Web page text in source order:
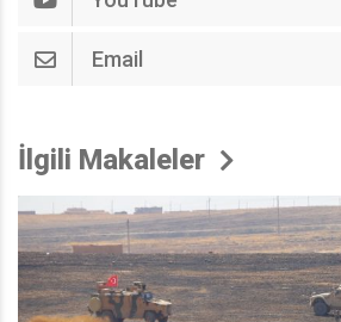
Email
İlgili Makaleler